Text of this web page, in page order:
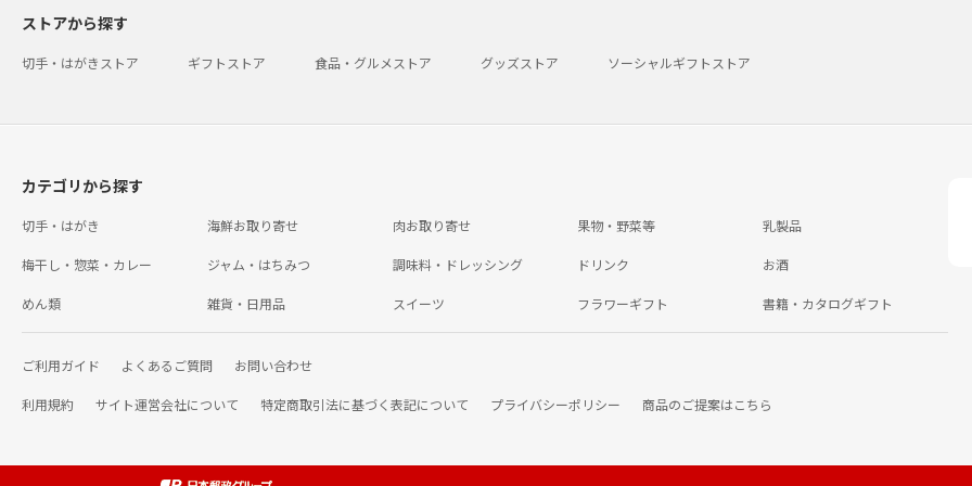
ストアから探す
切手・はがきストア ギフトストア 食品・グルメストア グッズストア ソーシャルギフトストア
カテゴリから探す
切手・はがき 海鮮お取り寄せ 肉お取り寄せ 果物・野菜等 乳製品
梅干し・惣菜・カレー ジャム・はちみつ 調味料・ドレッシング ドリンク お酒
めん類 雑貨・日用品 スイーツ フラワーギフト 書籍・カタログギフト
ご利用ガイド よくあるご質問 お問い合わせ
利用規約 サイト運営会社について 特定商取引法に基づく表記について プライバシーポリシー 商品のご提案はこちら